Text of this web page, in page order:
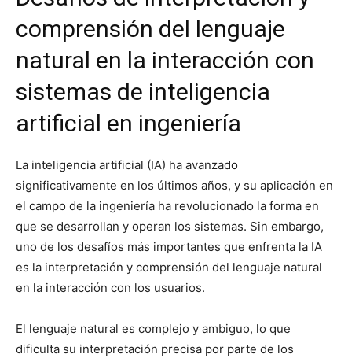
comprensión del lenguaje
natural en la interacción con
sistemas de inteligencia
artificial en ingeniería
La inteligencia artificial (IA) ha avanzado
significativamente en los últimos años, y su aplicación en
el campo de la ingeniería ha revolucionado la forma en
que se desarrollan y operan los sistemas. Sin embargo,
uno de los desafíos más importantes que enfrenta la IA
es la interpretación y comprensión del lenguaje natural
en la interacción con los usuarios.
El lenguaje natural es complejo y ambiguo, lo que
dificulta su interpretación precisa por parte de los